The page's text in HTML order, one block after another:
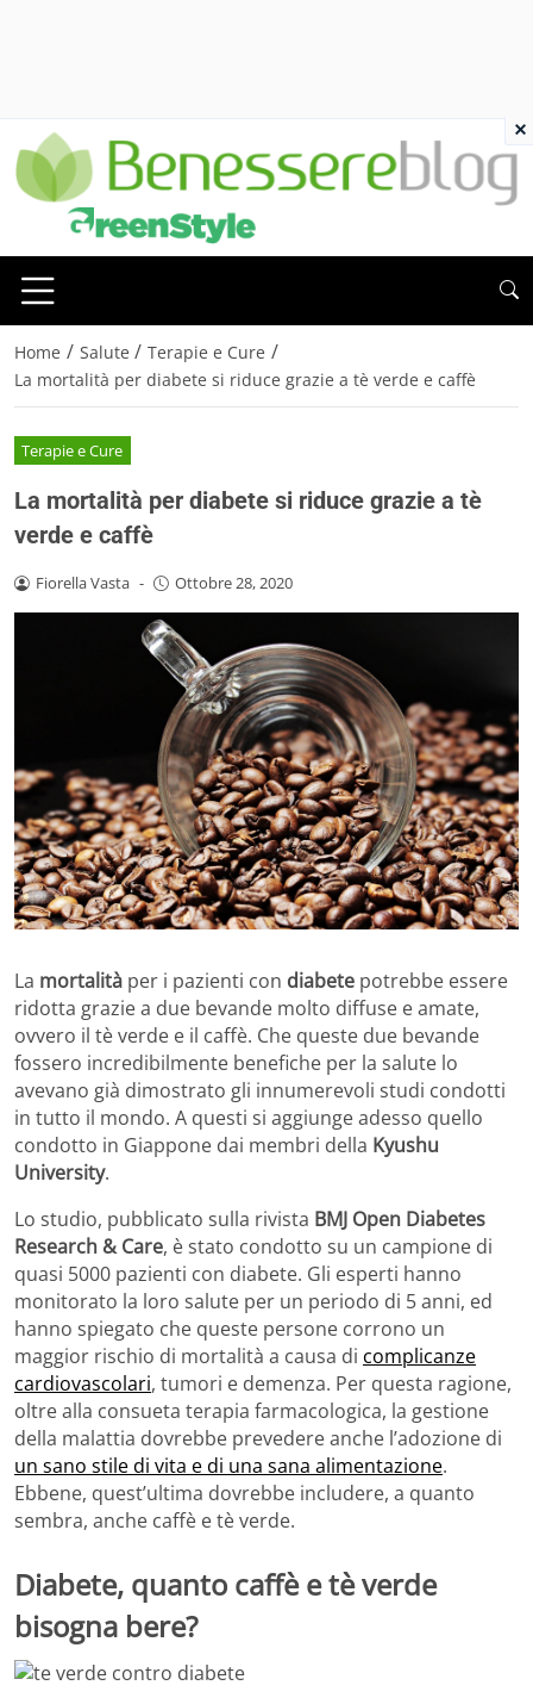
Home / Salute / Terapie e Cure /
La mortalità per diabete si riduce grazie a tè verde e caffè
Terapie e Cure
La mortalità per diabete si riduce grazie a tè
verde e caffè
Fiorella Vasta - Ottobre 28, 2020
La mortalità per i pazienti con diabete potrebbe essere
ridotta grazie a due bevande molto diffuse e amate,
ovvero il tè verde e il caffè. Che queste due bevande
fossero incredibilmente benefiche per la salute lo
avevano già dimostrato gli innumerevoli studi condotti
in tutto il mondo. A questi si aggiunge adesso quello
condotto in Giappone dai membri della Kyushu
University.
Lo studio, pubblicato sulla rivista BMJ Open Diabetes
Research & Care, è stato condotto su un campione di
quasi 5000 pazienti con diabete. Gli esperti hanno
monitorato la loro salute per un periodo di 5 anni, ed
hanno spiegato che queste persone corrono un
maggior rischio di mortalità a causa di complicanze
cardiovascolari, tumori e demenza. Per questa ragione,
oltre alla consueta terapia farmacologica, la gestione
della malattia dovrebbe prevedere anche l’adozione di
un sano stile di vita e di una sana alimentazione.
Ebbene, quest’ultima dovrebbe includere, a quanto
sembra, anche caffè e tè verde.
Diabete, quanto caffè e tè verde
bisogna bere?
×